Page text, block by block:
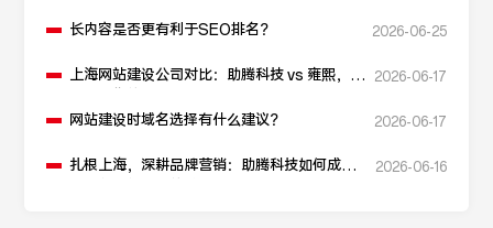
长内容是否更有利于SEO排名？ 2026-06-25
上海网站建设公司对比：助腾科技 vs 雍熙，如
2026-06-17
网站建设时域名选择有什么建议？ 2026-06-17
扎根上海，深耕品牌营销：助腾科技如何成为
2026-06-16